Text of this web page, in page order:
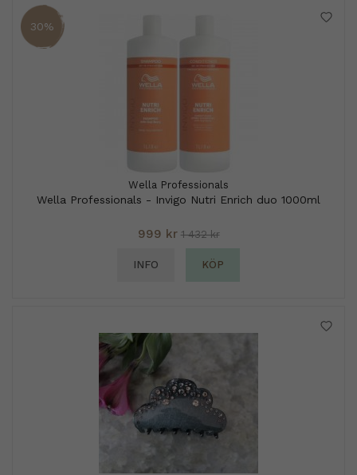
30%
Wella Professionals
Wella Professionals - Invigo Nutri Enrich duo 1000ml
999 kr 1 432 kr
INFO KÖP